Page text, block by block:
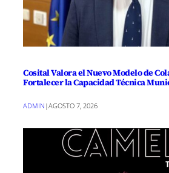
Cosital Valora el Nuevo Modelo de
Fortalecer la Capacidad Técnica
ADMIN |AGOSTO 7, 2026